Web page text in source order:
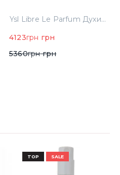
Ysl Libre Le Parfum Духи 50 ml
4123грн грн
5360грнгрн
TOP SALE